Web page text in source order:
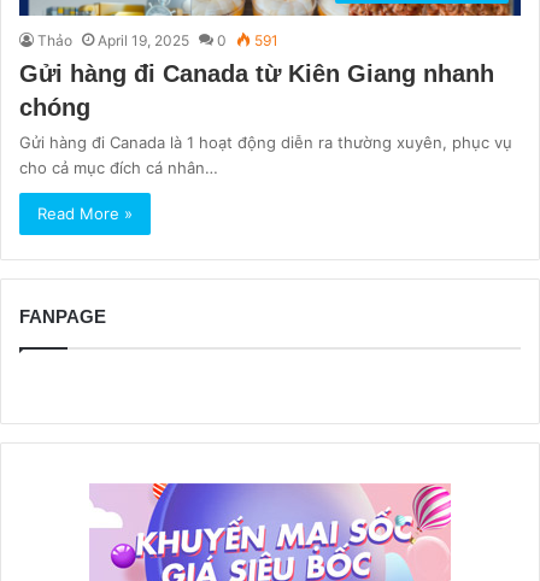
Thảo April 19, 2025 0 591
Gửi hàng đi Canada từ Kiên Giang nhanh
chóng
Gửi hàng đi Canada là 1 hoạt động diễn ra thường xuyên, phục vụ
cho cả mục đích cá nhân…
Read More »
FANPAGE